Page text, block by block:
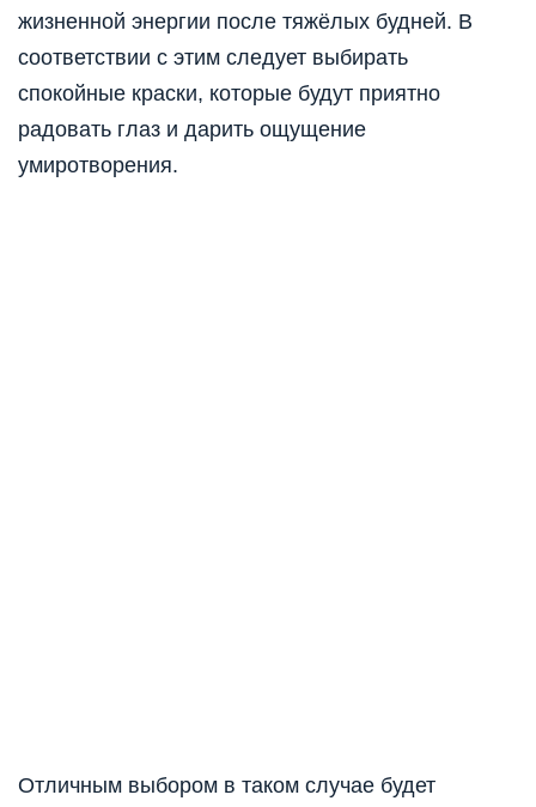
жизненной энергии после тяжёлых будней. В
соответствии с этим следует выбирать
спокойные краски, которые будут приятно
радовать глаз и дарить ощущение
умиротворения.
Отличным выбором в таком случае будет